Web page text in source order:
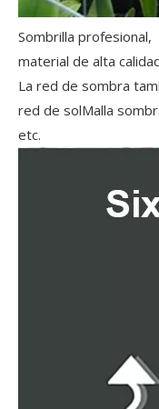
Sombrilla profesional,
material de alta
La red de sombra
red de solMalla
etc.